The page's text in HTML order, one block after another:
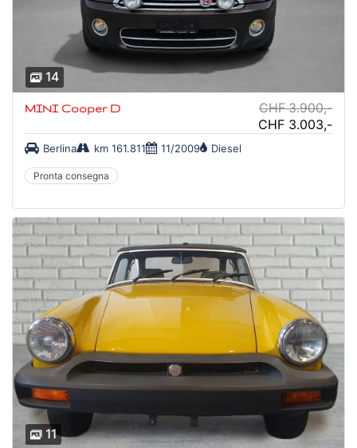
14
MINI Cooper D CHF 3.900,-
CHF 3.003,-
Berlina km 161.811 11/2009 Diesel
Pronta consegna
11